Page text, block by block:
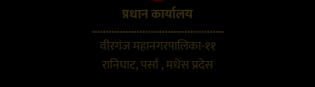
प्रधान कार्यालय
...............................................
वीरगंज महानगरपालिका-११
रानिघाट, पर्सा , मधेस प्रदेस